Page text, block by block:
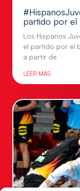
partido por el
Los Hispanos
el partido por el
a partir de
LEER MÁS